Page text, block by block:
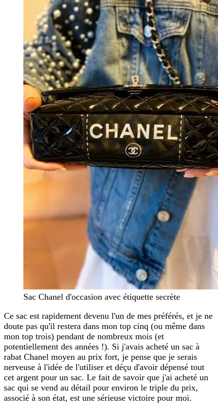
Sac Chanel d'occasion avec étiquette secrète
Ce sac est rapidement devenu l'un de mes préférés, et je ne
doute pas qu'il restera dans mon top cinq (ou même dans
mon top trois) pendant de nombreux mois (et
potentiellement des années !). Si j'avais acheté un sac à
rabat Chanel moyen au prix fort, je pense que je serais
nerveuse à l'idée de l'utiliser et déçu d'avoir dépensé tout
cet argent pour un sac. Le fait de savoir que j'ai acheté un
sac qui se vend au détail pour environ le triple du prix,
associé à son état, est une sérieuse victoire pour moi.